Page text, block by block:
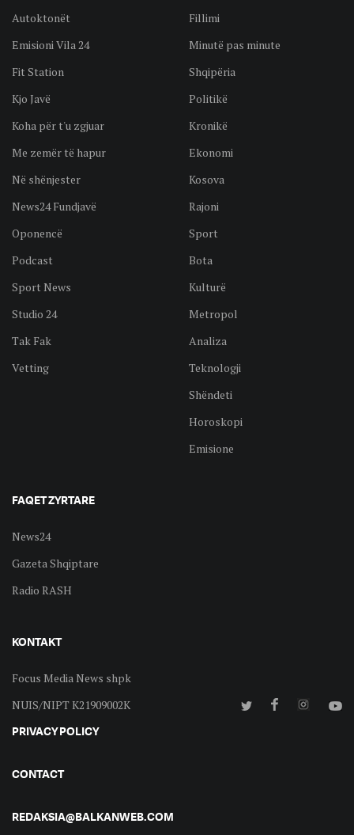
Autoktonët
Emisioni Vila 24
Fit Station
Kjo Javë
Koha për t'u zgjuar
Me zemër të hapur
Në shënjester
News24 Fundjavë
Oponencë
Podcast
Sport News
Studio 24
Tak Fak
Vetting
Fillimi
Minutë pas minute
Shqipëria
Politikë
Kronikë
Ekonomi
Kosova
Rajoni
Sport
Bota
Kulturë
Metropol
Analiza
Teknologji
Shëndeti
Horoskopi
Emisione
FAQET ZYRTARE
News24
Gazeta Shqiptare
Radio RASH
KONTAKT
Focus Media News shpk
NUIS/NIPT K21909002K
PRIVACY POLICY
CONTACT
REDAKSIA@BALKANWEB.COM